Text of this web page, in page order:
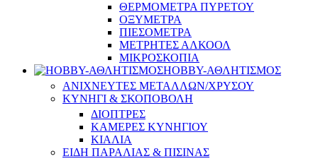
ΘΕΡΜΟΜΕΤΡΑ ΠΥΡΕΤΟΥ
ΟΞΥΜΕΤΡΑ
ΠΙΕΣΟΜΕΤΡΑ
ΜΕΤΡΗΤΕΣ ΑΛΚΟΟΛ
ΜΙΚΡΟΣΚΟΠΙΑ
HOBBY-ΑΘΛΗΤΙΣΜΟΣ
ΑΝΙΧΝΕΥΤΕΣ ΜΕΤΑΛΛΩΝ/ΧΡΥΣΟΥ
ΚΥΝΗΓΙ & ΣΚΟΠΟΒΟΛΗ
ΔΙΟΠΤΡΕΣ
ΚΑΜΕΡΕΣ ΚΥΝΗΓΙΟΥ
ΚΙΑΛΙΑ
ΕΙΔΗ ΠΑΡΑΛΙΑΣ & ΠΙΣΙΝΑΣ